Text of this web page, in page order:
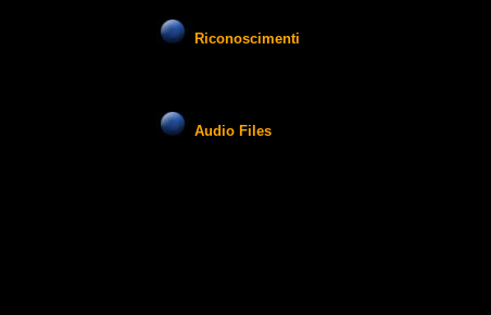
Riconoscimenti
Audio Files